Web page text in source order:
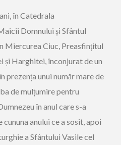
în Catedrala
Domnului și Sfântul
Miercurea Ciuc, Preasfințitul
și Harghitei, înconjurat de un
prezența unui număr mare de
de mulțumire pentru
în anul care s-a
anului ce a sosit, apoi
a Sfântului Vasile cel